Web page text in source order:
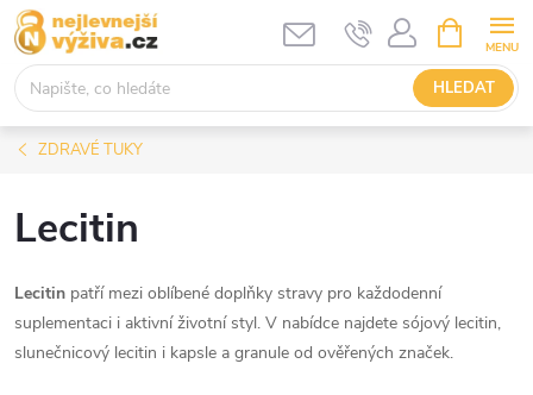
Přejít
na
obsah
HLEDAT
NÁKUPNÍ
KOŠÍK
ZDRAVÉ TUKY
Lecitin
Lecitin patří mezi oblíbené doplňky stravy pro každodenní
suplementaci i aktivní životní styl. V nabídce najdete sójový lecitin,
slunečnicový lecitin i kapsle a granule od ověřených značek.